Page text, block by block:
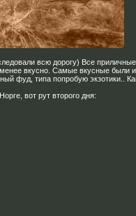
всю дорогу) Все
вкусно. Самые вкусные были
фуд, типа попробую экзотики..
вот рут второго дня: